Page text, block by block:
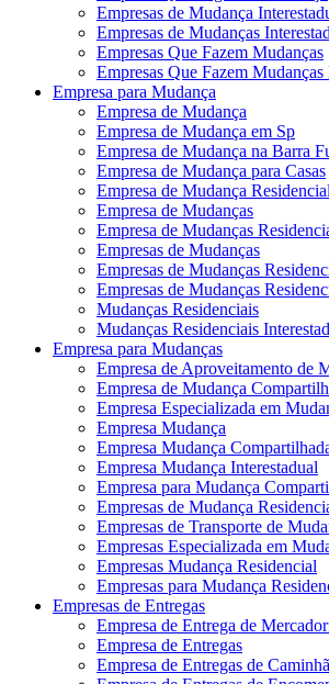
Empresas de Mudança
Empresas de Mudanças
Empresas Que Fazem Mudanças
Empresas Que Fazem Mudanças
Empresa para Mudança
Empresa de Mudança
Empresa de Mudança em Sp
Empresa de Mudança na Barra
Empresa de Mudança para Casas
Empresa de Mudança
Empresa de Mudanças
Empresa de Mudanças
Empresas de Mudanças
Empresas de Mudanças
Empresas de Mudanças
Mudanças Residenciais
Mudanças Residenciais
Empresa para Mudanças
Empresa de Aproveitamento de
Empresa de Mudança
Empresa Especializada em
Empresa Mudança
Empresa Mudança
Empresa Mudança Interestadual
Empresa para Mudança
Empresas de Mudança
Empresas de Transporte de
Empresas Especializada em
Empresas Mudança Residencial
Empresas para Mudança
Empresas de Entregas
Empresa de Entrega de
Empresa de Entregas
Empresa de Entregas de